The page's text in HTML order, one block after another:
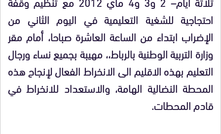
احتجاجية للشغية التعليمية في اليوم الثاني من
الإضراب ابتداء من الساعة العاشرة صباحا، أمام مقر
وزارة التربية الوطنية بالرباط،، مهيبة بجميع نساء ورجال
التعليم بهذه الاقليم الى الانخراط الفعال لإنجاح هذه
المحطة النضالية الهامة، والاستعداد للانخراط في
قادم المحطات.